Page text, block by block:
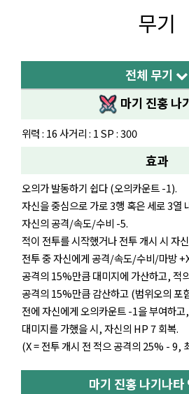
무기
전체 무기
마기 진홍 나
위력 : 16 사거리 : 1 SP : 300
효과
오의가 발동하기 쉽다 (오의카운트 -1).
자신을 중심으로 가로 3행 혹은 세로 3열
자신의 공격/속도/수비 -5.
적이 전투를 시작했거나 전투 개시 시
전투 중 자신에게 공격/속도/수비/마방
공격의 15%만큼 대미지에 가산하고, 적
공격의 15%만큼 감산하고 (범위오의 포
전에 자신에게 오의카운트 -1을 부여하
대미지를 가했을 시, 자신의 HP 7 회복.
(X = 전투 개시 전 적으 공격의 25% - 9,
마기 진홍 나기나타